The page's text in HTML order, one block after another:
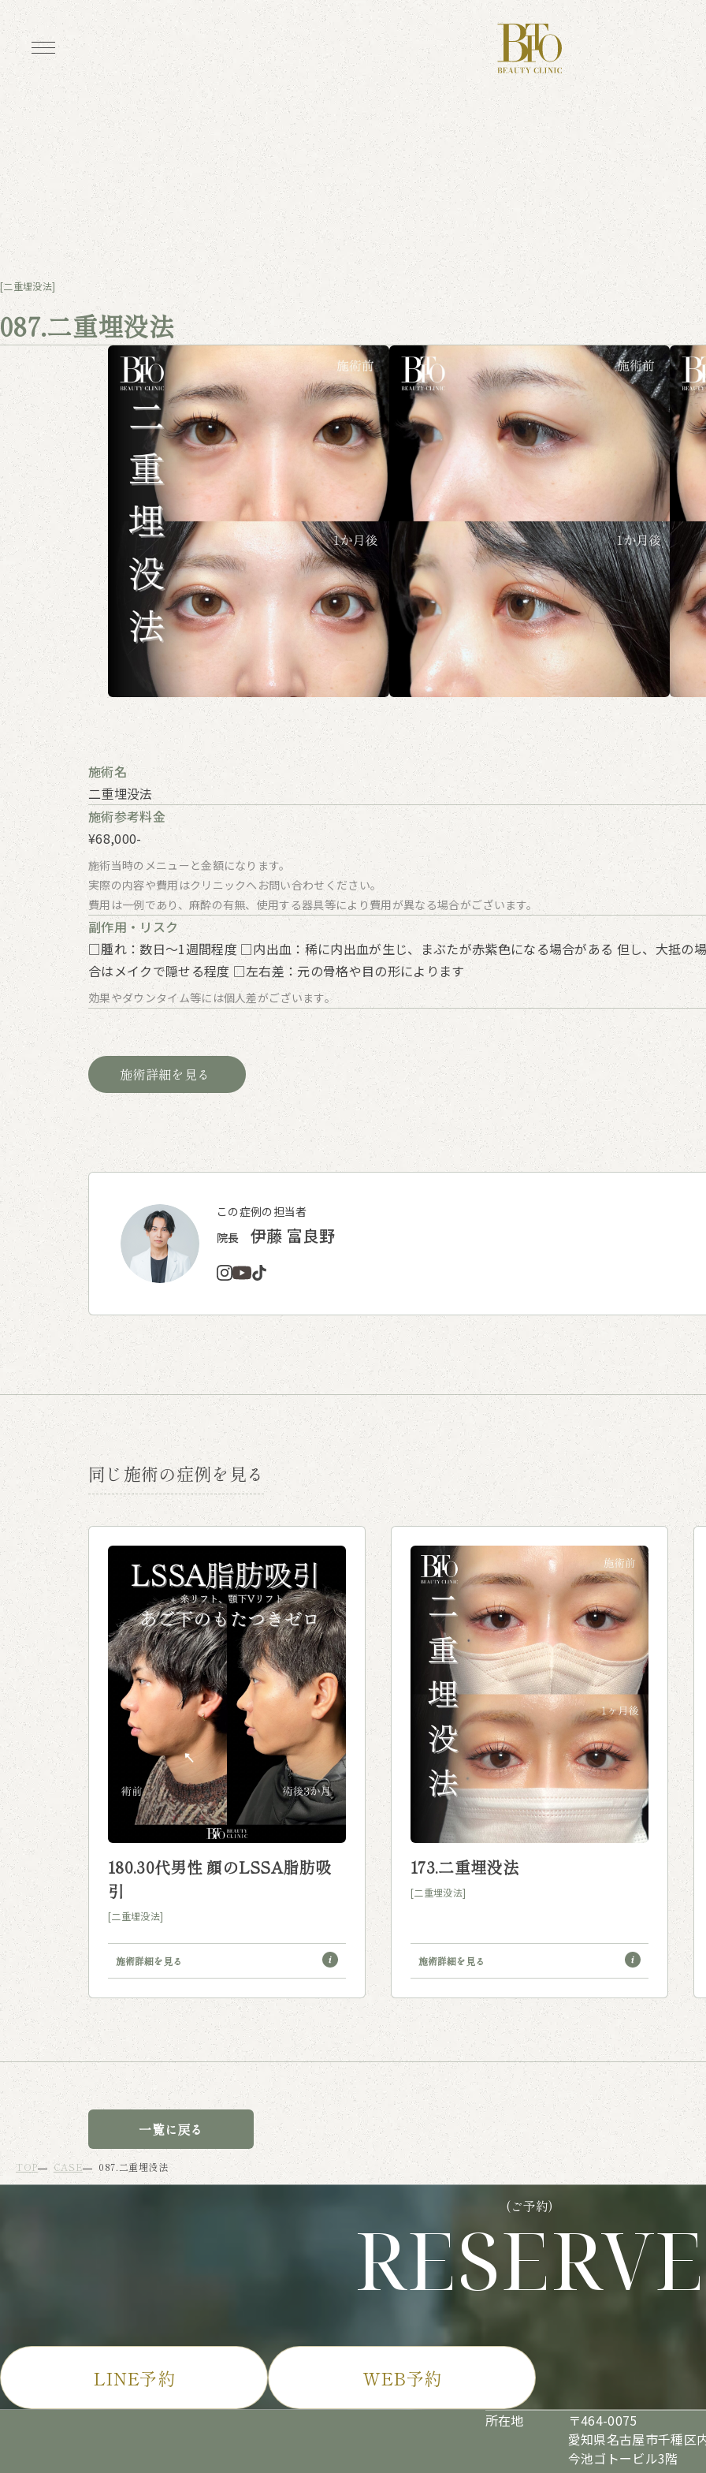
[二重埋没法]
087.二重埋没法
施術名
二重埋没法
施術参考料金
¥68,000-
施術当時のメニューと金額になります。
実際の内容や費用はクリニックへお問い合わせください。
費用は一例であり、麻酔の有無、使用する器具等により費用が異なる場合がございます。
副作用・リスク
□腫れ：数日～1週間程度 □内出⾎：稀に内出血が生じ、まぶたが赤紫色になる場合がある 但し、大抵の
合はメイクで隠せる程度 □左右差：元の骨格や目の形によります
効果やダウンタイム等には個人差がございます。
施術詳細を見る
この症例の担当者
院長
伊藤 富良野
同じ施術の症例を見る
180.30代男性 顔のLSSA脂肪吸
引
[二重埋没法]
施術詳細を見る
173.二重埋没法
[二重埋没法]
施術詳細を見る
一覧に戻る
TOP CASE 087.二重埋没法
(ご予約)
RESERVE
LINE予約 WEB予約
所在地
〒464-0075
愛知県名古屋市千種区
今池ゴトービル3階